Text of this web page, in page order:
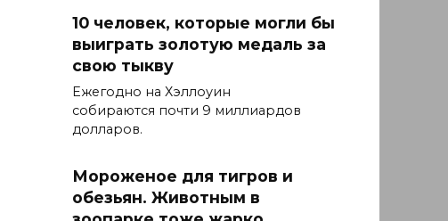
10 человек, которые могли бы
выиграть золотую медаль за
свою тыкву
Ежегодно на Хэллоуин
собираются почти 9 миллиардов
долларов.
Мороженое для тигров и
обезьян. Животным в